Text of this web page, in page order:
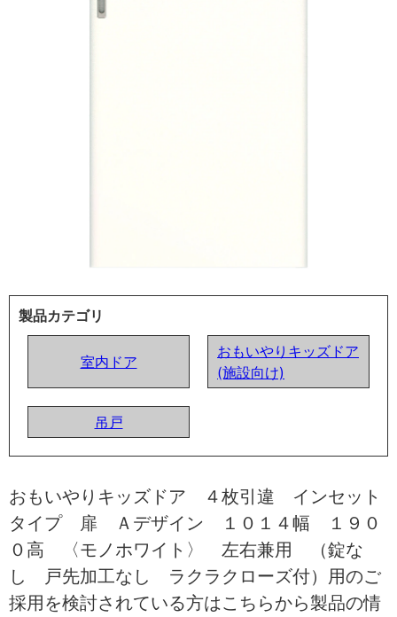
製品カテゴリ
室内ドア
おもいやりキッズドア
(施設向け)
吊戸
おもいやりキッズドア ４枚引違 インセット
タイプ 扉 Ａデザイン １０１４幅 １９０
０高 〈モノホワイト〉 左右兼用 （錠な
し 戸先加工なし ラクラクローズ付）用のご
採用を検討されている方はこちらから製品の情